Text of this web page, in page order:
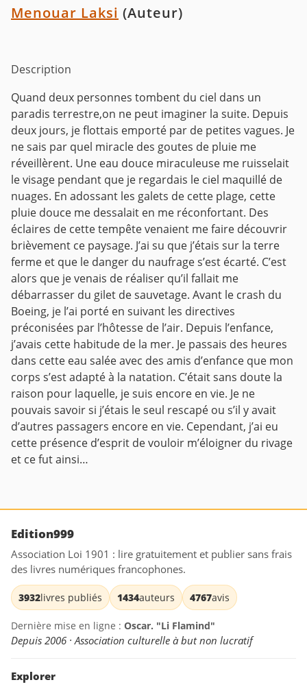
Menouar Laksi (Auteur)
Description
Quand deux personnes tombent du ciel dans un
paradis terrestre,on ne peut imaginer la suite. Depuis
deux jours, je flottais emporté par de petites vagues. Je
ne sais par quel miracle des goutes de pluie me
réveillèrent. Une eau douce miraculeuse me ruisselait
le visage pendant que je regardais le ciel maquillé de
nuages. En adossant les galets de cette plage, cette
pluie douce me dessalait en me réconfortant. Des
éclaires de cette tempête venaient me faire découvrir
brièvement ce paysage. J’ai su que j’étais sur la terre
ferme et que le danger du naufrage s’est écarté. C’est
alors que je venais de réaliser qu’il fallait me
débarrasser du gilet de sauvetage. Avant le crash du
Boeing, je l’ai porté en suivant les directives
préconisées par l’hôtesse de l’air. Depuis l’enfance,
j’avais cette habitude de la mer. Je passais des heures
dans cette eau salée avec des amis d’enfance que mon
corps s’est adapté à la natation. C’était sans doute la
raison pour laquelle, je suis encore en vie. Je ne
pouvais savoir si j’étais le seul rescapé ou s’il y avait
d’autres passagers encore en vie. Cependant, j’ai eu
cette présence d’esprit de vouloir m’éloigner du rivage
et ce fut ainsi…
Edition999
Association Loi 1901 : lire gratuitement et publier sans frais
des livres numériques francophones.
3932livres publiés 1434auteurs 4767avis
Dernière mise en ligne : Oscar. "Li Flamind"
Depuis 2006 · Association culturelle à but non lucratif
Explorer